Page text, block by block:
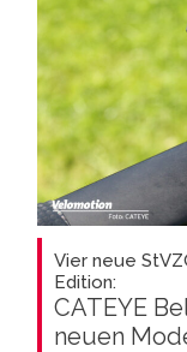
Vier neue
Edition:
CATEYE
neuen